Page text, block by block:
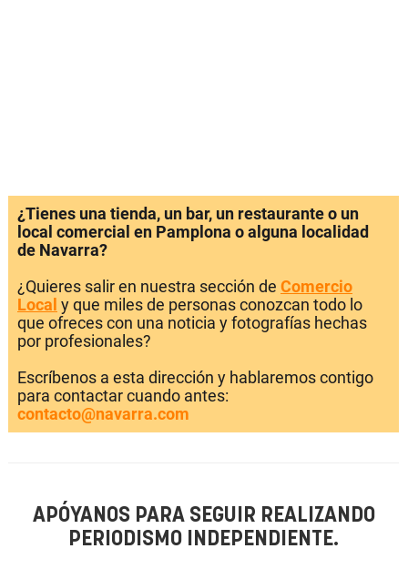
¿Tienes una tienda, un bar, un restaurante o un
local comercial en Pamplona o alguna localidad
de Navarra?
¿Quieres salir en nuestra sección de Comercio
Local y que miles de personas conozcan todo lo
que ofreces con una noticia y fotografías hechas
por profesionales?
Escríbenos a esta dirección y hablaremos contigo
para contactar cuando antes:
contacto@navarra.com
APÓYANOS PARA SEGUIR REALIZANDO
PERIODISMO INDEPENDIENTE.